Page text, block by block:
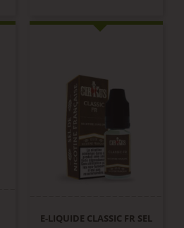
E-LIQUIDE CLASSIC FR SEL